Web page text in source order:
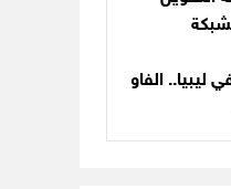
ليبيا.. الفاو